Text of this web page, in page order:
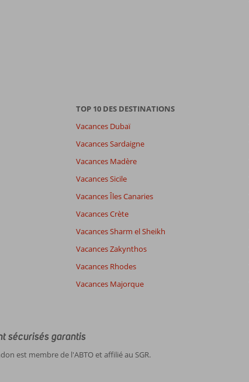
TOP 10 DES DESTINATIONS
Vacances Dubaï
Vacances Sardaigne
Vacances Madère
Vacances Sicile
Vacances Îles Canaries
Vacances Crète
Vacances Sharm el Sheikh
Vacances Zakynthos
Vacances Rhodes
Vacances Majorque
sécurisés garantis
est membre de l'ABTO et affilié au SGR.